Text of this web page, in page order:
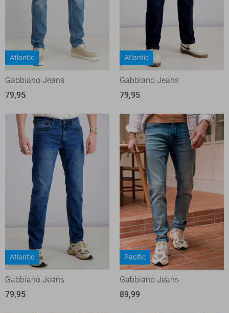
Atlantic
Gabbiano Jeans
79,95
Atlantic
Gabbiano Jeans
79,95
Atlantic
Gabbiano Jeans
79,95
Pacific
Gabbiano Jeans
89,99